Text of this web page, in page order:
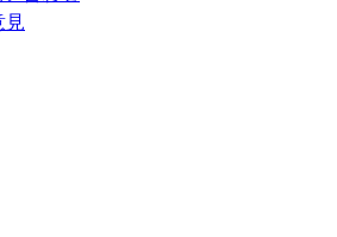
見